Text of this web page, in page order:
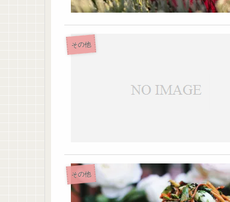
その他
その他